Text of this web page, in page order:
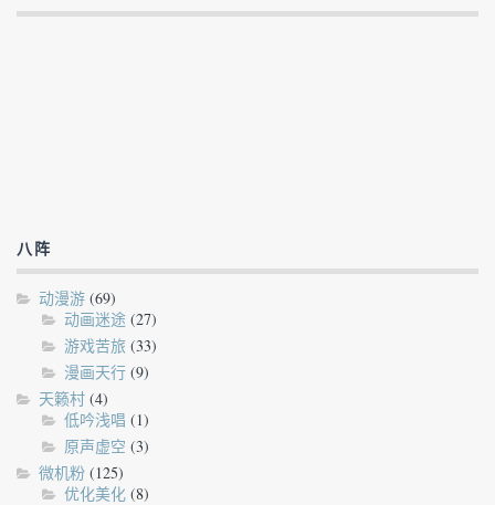
八阵
动漫游 (69)
动画迷途 (27)
游戏苦旅 (33)
漫画天行 (9)
天籁村 (4)
低吟浅唱 (1)
原声虚空 (3)
微机粉 (125)
优化美化 (8)